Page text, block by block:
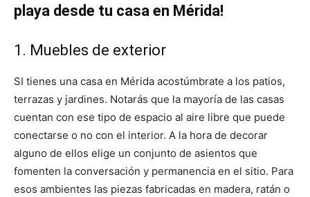
playa desde tu casa en Mérida!
1. Muebles de exterior
SI tienes una casa en Mérida acostúmbrate a los patios,
terrazas y jardines. Notarás que la mayoría de las casas
cuentan con ese tipo de espacio al aire libre que puede
conectarse o no con el interior. A la hora de decorar
alguno de ellos elige un conjunto de asientos que
fomenten la conversación y permanencia en el sitio. Para
esos ambientes las piezas fabricadas en madera, ratán o